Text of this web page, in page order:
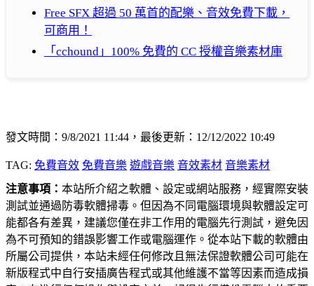
Free SFX 超過 50 萬首的配樂、音效免費下載，
可商用！
「cchound」100% 免費的 CC 授權音樂素材庫
發文時間：9/8/2021 11:44，最後更新：12/12/2022 10:49
TAG: 免費音效 免費音樂 遊戲音樂 音效素材 音樂素材
注意事項： 本站所介紹之軟體、設定或網站服務，經實際安裝
測試並通過防毒軟體掃毒。但因為不同電腦環境與軟體設定可
能都各有差異，建議您僅在非工作用的電腦先行測試，避免因
為不可預知的錯誤影響工作或電腦運作。從本站下載的軟體由
所屬公司提供，本站未經任何修改且無法保證軟體公司可能在
新版程式中自行安插廣告程式或其他維護不當等因素而造成損